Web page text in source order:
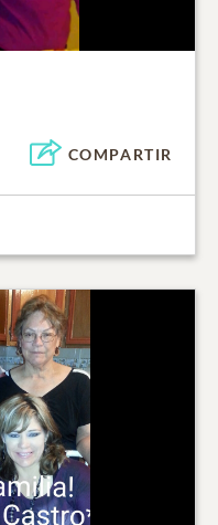
COMPARTIR